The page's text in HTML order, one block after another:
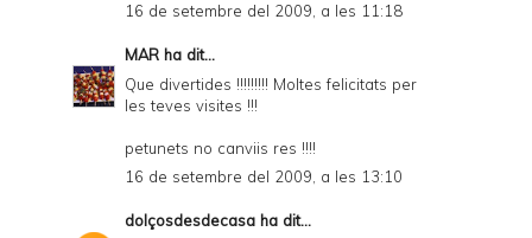
16 de setembre del 2009, a les 11:18
MAR ha dit...
Que divertides !!!!!!!!! Moltes felicitats per
les teves visites !!!
petunets no canviis res !!!!
16 de setembre del 2009, a les 13:10
dolçosdesdecasa ha dit...